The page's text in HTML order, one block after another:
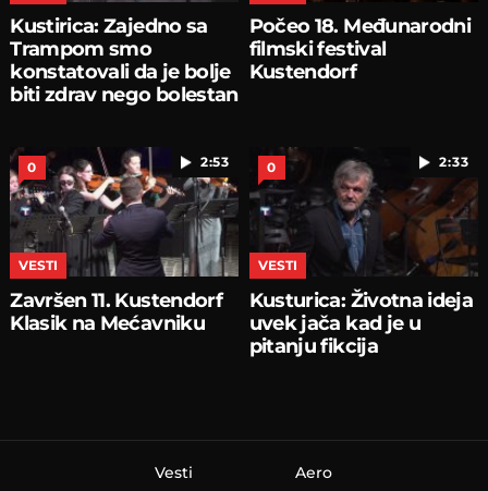
Kustirica: Zajedno sa
Trampom smo
konstatovali da je bolje
biti zdrav nego bolestan
Počeo 18. Međunarodni
filmski festival
Kustendorf
2:53
0
VESTI
Završen 11. Kustendorf
Klasik na Mećavniku
2:33
0
VESTI
Kusturica: Životna ideja
uvek jača kad je u
pitanju fikcija
Vesti Aero